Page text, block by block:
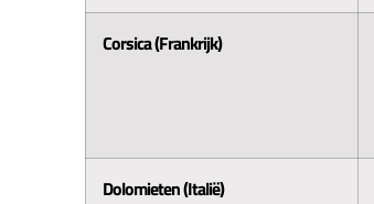
Corsica (Frankrijk)
Dolomieten (Italië)